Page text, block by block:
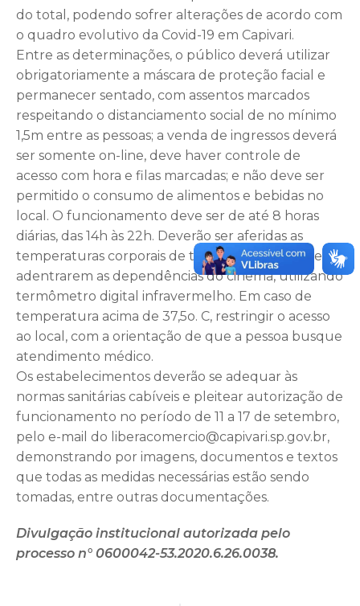
do total, podendo sofrer alterações de acordo com
o quadro evolutivo da Covid-19 em Capivari.
Entre as determinações, o público deverá utilizar
obrigatoriamente a máscara de proteção facial e
permanecer sentado, com assentos marcados
respeitando o distanciamento social de no mínimo
1,5m entre as pessoas; a venda de ingressos deverá
ser somente on-line, deve haver controle de
acesso com hora e filas marcadas; e não deve ser
permitido o consumo de alimentos e bebidas no
local. O funcionamento deve ser de até 8 horas
diárias, das 14h às 22h. Deverão ser aferidas as
temperaturas corporais de todas as pessoas que
adentrarem as dependências do cinema, utilizando
termômetro digital infravermelho. Em caso de
temperatura acima de 37,5o. C, restringir o acesso
ao local, com a orientação de que a pessoa busque
atendimento médico.
Os estabelecimentos deverão se adequar às
normas sanitárias cabíveis e pleitear autorização de
funcionamento no período de 11 a 17 de setembro,
pelo e-mail do liberacomercio@capivari.sp.gov.br,
demonstrando por imagens, documentos e textos
que todas as medidas necessárias estão sendo
tomadas, entre outras documentações.
Divulgação institucional autorizada pelo
processo n° 0600042-53.2020.6.26.0038.